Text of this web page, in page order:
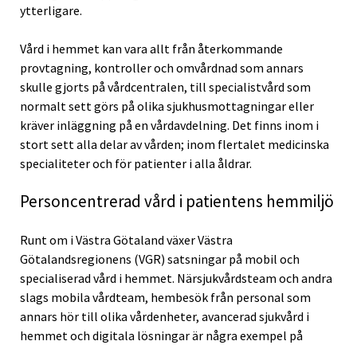
ytterligare.
Vård i hemmet kan vara allt från återkommande
provtagning, kontroller och omvårdnad som annars
skulle gjorts på vårdcentralen, till specialistvård som
normalt sett görs på olika sjukhusmottagningar eller
kräver inläggning på en vårdavdelning. Det finns inom i
stort sett alla delar av vården; inom flertalet medicinska
specialiteter och för patienter i alla åldrar.
Personcentrerad vård i patientens hemmiljö
Runt om i Västra Götaland växer Västra
Götalandsregionens (VGR) satsningar på mobil och
specialiserad vård i hemmet. Närsjukvårdsteam och andra
slags mobila vårdteam, hembesök från personal som
annars hör till olika vårdenheter, avancerad sjukvård i
hemmet och digitala lösningar är några exempel på